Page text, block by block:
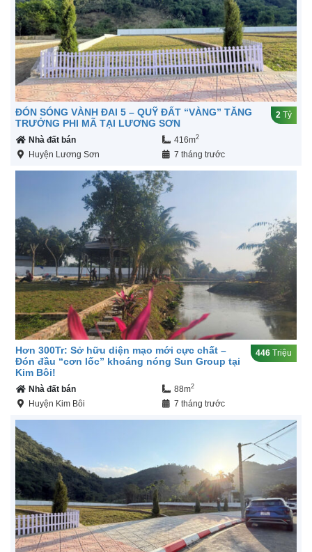
ĐÓN SÓNG VÀNH ĐAI 5 – QUỸ ĐẤT “VÀNG” TĂNG
TRƯỞNG PHI MÃ TẠI LƯƠNG SƠN
2 Tỷ
Nhà đất bán 416m2
Huyện Lương Sơn 7 tháng trước
Hơn 300Tr: Sở hữu diện mạo mới cực chất –
Đón đầu “cơn lốc” khoáng nóng Sun Group tại
Kim Bôi!
446 Triệu
Nhà đất bán 88m2
Huyện Kim Bôi 7 tháng trước